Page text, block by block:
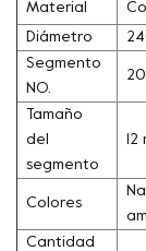
Material
Diámetro
Segmento
NO.
Tamaño
del
segmento
Colores
Cantidad